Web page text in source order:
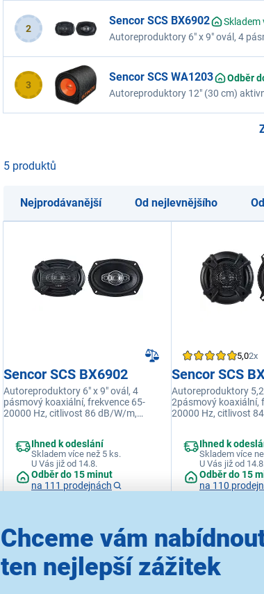
Chceme vám
ten nejlepší zážitek
2
Sencor SCS BX6902
Skladem
Autoreproduktory 6" x 9" ovál, 4
3
Sencor SCS WA1203 Odběr
Autoreproduktory 12" (30 cm)
5 produktů
Nejprodávanější Od nejlevnějšího
Sencor SCS BX6902
Autoreproduktory 6" x 9" ovál, 4
pásmový koaxiální, frekvence 65-
20000 Hz, citlivost 86 dB/W/m,
Ihned k odeslání
Skladem více než 5 ks.
U Vás již od 14.8.
Odběr do 15 minut
na 111 prodejnách
799 Kč
5,02x
Sencor SCS
Autoreproduktory
2pásmový koaxiální,
20000 Hz, citlivost
Ihned k
Skladem více
U Vás již od
Odběr do 15
na 110
549 Kč